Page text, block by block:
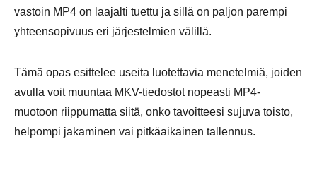
vastoin MP4 on laajalti tuettu ja sillä on paljon parempi
yhteensopivuus eri järjestelmien välillä.
Tämä opas esittelee useita luotettavia menetelmiä, joiden
avulla voit muuntaa MKV-tiedostot nopeasti MP4-
muotoon riippumatta siitä, onko tavoitteesi sujuva toisto,
helpompi jakaminen vai pitkäaikainen tallennus.